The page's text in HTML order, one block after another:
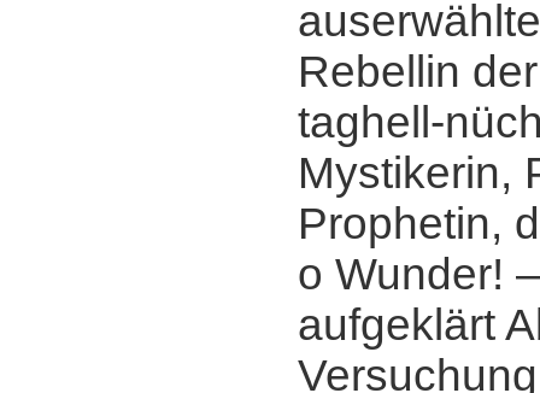
Rebellin
taghell-
Mystikerin,
Prophetin,
o Wunder!
aufgeklärt